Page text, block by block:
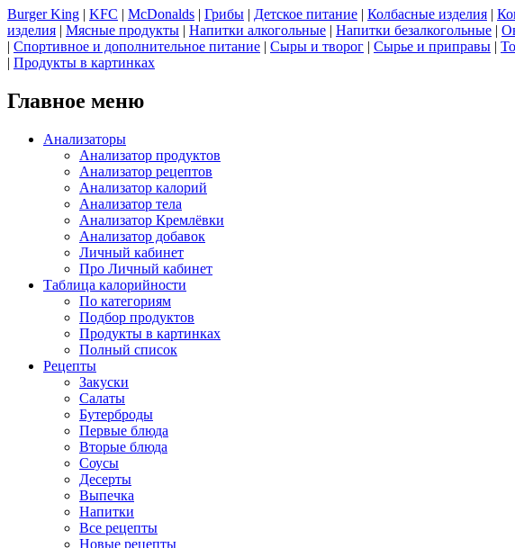
Burger King | KFC | McDonalds | Грибы | Детское питание | Колбасные изделия |
изделия | Мясные продукты | Напитки алкогольные | Напитки безалкогольные |
| Спортивное и дополнительное питание | Сыры и творог | Сырье и приправы |
| Продукты в картинках
Главное меню
Анализаторы
Анализатор продуктов
Анализатор рецептов
Анализатор калорий
Анализатор тела
Анализатор Кремлёвки
Анализатор добавок
Личный кабинет
Про Личный кабинет
Таблица калорийности
По категориям
Подбор продуктов
Продукты в картинках
Полный список
Рецепты
Закуски
Салаты
Бутерброды
Первые блюда
Вторые блюда
Соусы
Десерты
Выпечка
Напитки
Все рецепты
Новые рецепты